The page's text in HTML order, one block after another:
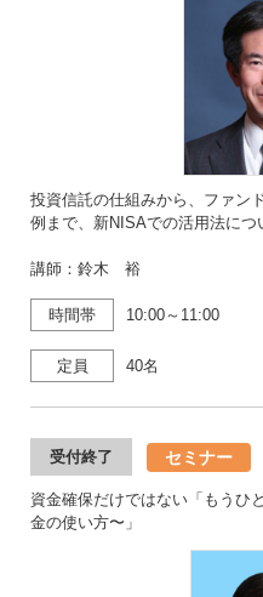
投資信託の仕組みから、ファン
例まで、新NISAでの活用法につ
講師：鈴木 裕
時間帯 10:00～11:00
定員 40名
受付終了 セミナー
資金確保だけではない「もうひ
金の使い方〜」